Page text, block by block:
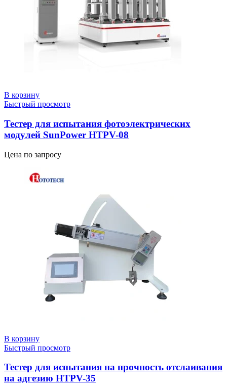
В корзину
Быстрый просмотр
Тестер для испытания фотоэлектрических
модулей SunPower HTPV-08
Цена по запросу
В корзину
Быстрый просмотр
Тестер для испытания на прочность отслаивания
на адгезию HTPV-35